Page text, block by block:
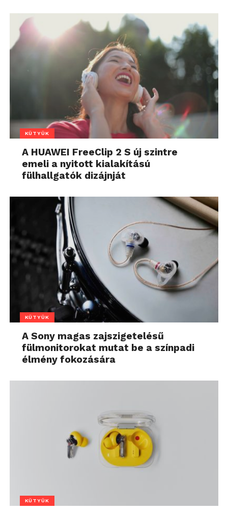
KÜTYÜK
A HUAWEI FreeClip 2 S új szintre
emeli a nyitott kialakítású
fülhallgatók dizájnját
KÜTYÜK
A Sony magas zajszigetelésű
fülmonitorokat mutat be a színpadi
élmény fokozására
KÜTYÜK